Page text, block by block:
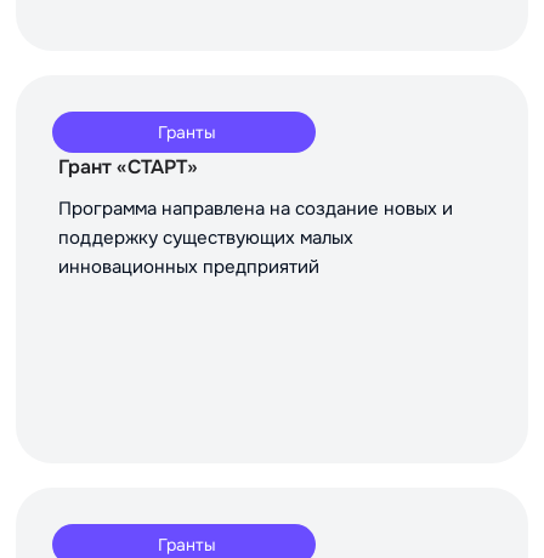
Гранты
Грант «СТАРТ»
Программа направлена на создание новых и
поддержку существующих малых
инновационных предприятий
Гранты